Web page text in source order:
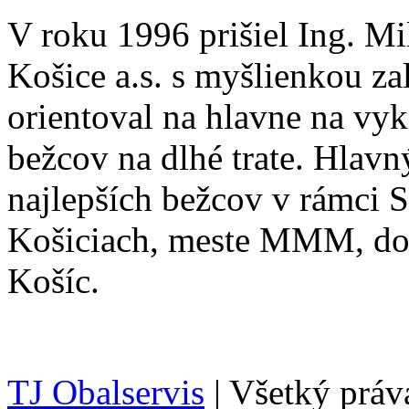
V roku 1996 prišiel Ing.
Košice a.s. s myšlienkou
orientoval na hlavne na
bežcov na dlhé trate.
najlepších bežcov v rámci
Košiciach, meste MMM,
Košíc.
TJ Obalservis | Všetký